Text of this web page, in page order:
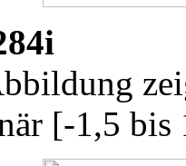
[-1,5 bis